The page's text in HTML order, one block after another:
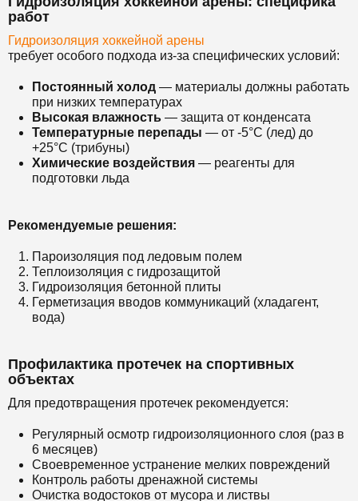
работ
Гидроизоляция хоккейной арены
требует особого подхода из-за специфических условий:
Постоянный холод — материалы должны работать
при низких температурах
Высокая влажность — защита от конденсата
Температурные перепады — от -5°C (лед) до
+25°C (трибуны)
Химические воздействия — реагенты для
подготовки льда
Рекомендуемые решения:
Пароизоляция под ледовым полем
Теплоизоляция с гидрозащитой
Гидроизоляция бетонной плиты
Герметизация вводов коммуникаций (хладагент,
вода)
Профилактика протечек на спортивных
объектах
Для предотвращения протечек рекомендуется:
Регулярный осмотр гидроизоляционного слоя (раз в
6 месяцев)
Своевременное устранение мелких повреждений
Контроль работы дренажной системы
Очистка водостоков от мусора и листвы